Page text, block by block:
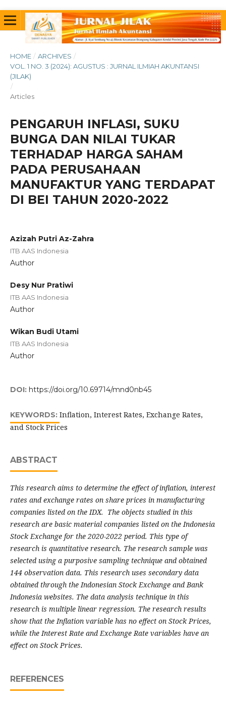
HOME / ARCHIVES /
VOL. 1 NO. 3 (2024): AGUSTUS : JURNAL ILMIAH AKUNTANSI
(JILAK)
/
Articles
PENGARUH INFLASI, SUKU
BUNGA DAN NILAI TUKAR
TERHADAP HARGA SAHAM
PADA PERUSAHAAN
MANUFAKTUR YANG TERDAPAT
DI BEI TAHUN 2020-2022
Azizah Putri Az-Zahra
ITB AAS Indonesia
Author
Desy Nur Pratiwi
ITB AAS Indonesia
Author
Wikan Budi Utami
ITB AAS Indonesia
Author
DOI: https://doi.org/10.69714/mnd0nb45
KEYWORDS: Inflation, Interest Rates, Exchange Rates,
and Stock Prices
ABSTRACT
This research aims to determine the effect of inflation, interest
rates and exchange rates on share prices in manufacturing
companies listed on the IDX. The objects studied in this
research are basic material companies listed on the Indonesia
Stock Exchange for the 2020-2022 period. This type of
research is quantitative research. The research sample was
selected using a purposive sampling technique and obtained
144 observation data. This research uses secondary data
obtained through the Indonesian Stock Exchange and Bank
Indonesia websites. The data analysis technique in this
research is multiple linear regression. The research results
show that the Inflation variable has no effect on Stock Prices,
while the Interest Rate and Exchange Rate variables have an
effect on Stock Prices.
REFERENCES